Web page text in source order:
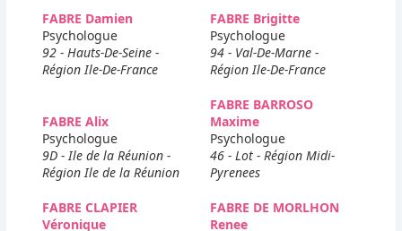
FABRE Damien
Psychologue
92 - Hauts-De-Seine -
Région Ile-De-France
FABRE Brigitte
Psychologue
94 - Val-De-Marne -
Région Ile-De-France
FABRE Alix
Psychologue
9D - Ile de la Réunion -
Région Ile de la Réunion
FABRE BARROSO
Maxime
Psychologue
46 - Lot - Région Midi-
Pyrenees
FABRE CLAPIER
Véronique
FABRE DE MORLHON
Renee